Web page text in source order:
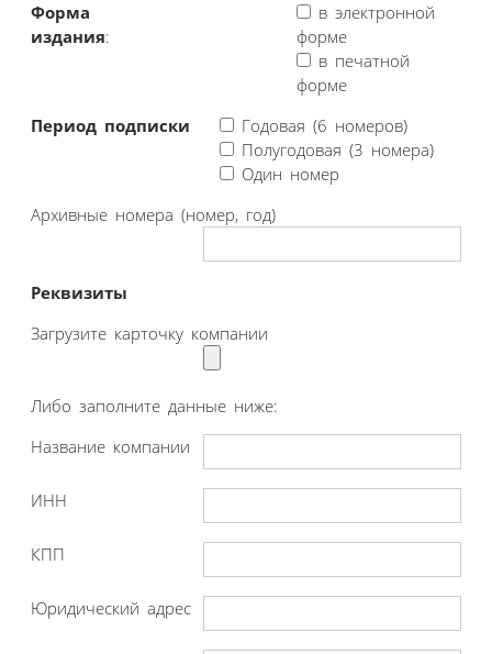
Форма
издания:
в электронной
форме
в печатной
форме
Период подписки
Годовая (6 номеров)
Полугодовая (3 номера)
Один номер
Архивные номера (номер, год)
Реквизиты
Загрузите карточку компании
Либо заполните данные ниже:
Название компании
ИНН
КПП
Юридический адрес